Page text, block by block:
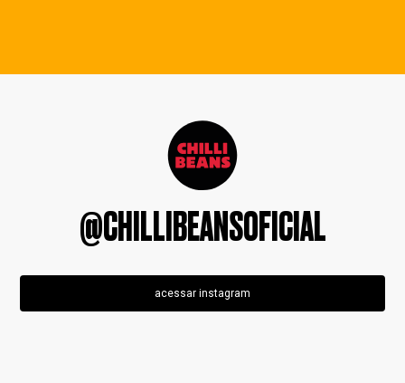
@CHILLIBEANSOFICIAL
acessar instagram